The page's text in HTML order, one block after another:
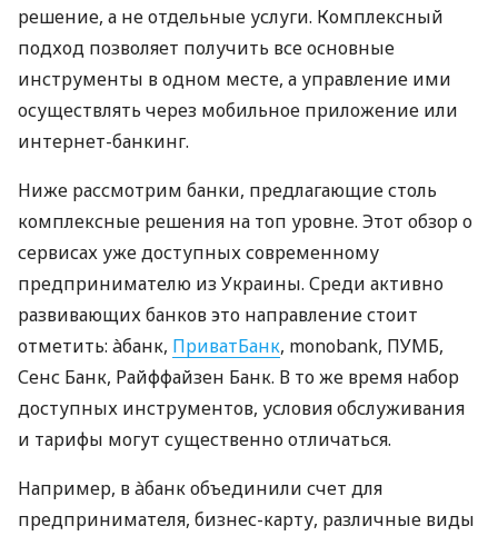
решение, а не отдельные услуги. Комплексный
подход позволяет получить все основные
инструменты в одном месте, а управление ими
осуществлять через мобильное приложение или
интернет-банкинг.
Ниже рассмотрим банки, предлагающие столь
комплексные решения на топ уровне. Этот обзор о
сервисах уже доступных современному
предпринимателю из Украины. Среди активно
развивающих банков это направление стоит
отметить: àбанк, ПриватБанк, monobank, ПУМБ,
Сенс Банк, Райффайзен Банк. В то же время набор
доступных инструментов, условия обслуживания
и тарифы могут существенно отличаться.
Например, в àбанк объединили счет для
предпринимателя, бизнес-карту, различные виды